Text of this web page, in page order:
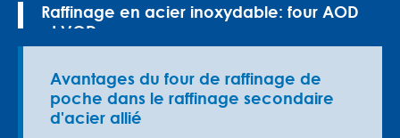
Raffinage en acier inoxydable: four AOD
et VOD
Avantages du four de raffinage de
poche dans le raffinage secondaire
d'acier allié